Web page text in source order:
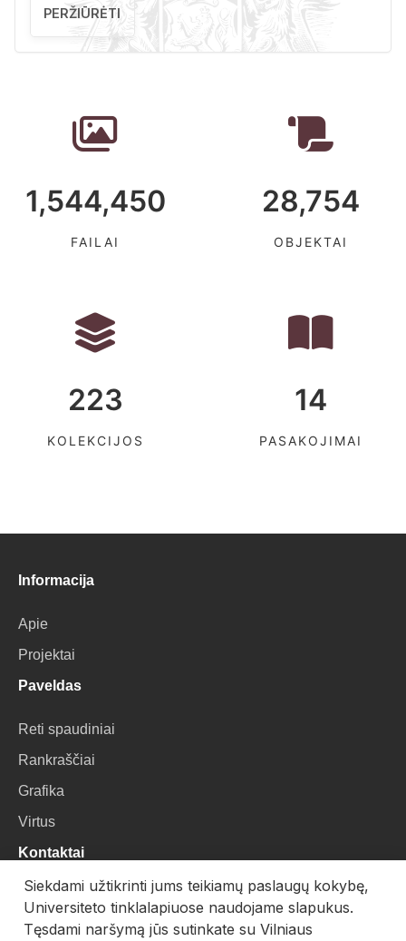
PERŽIŪRĖTI
1,544,450
FAILAI
28,754
OBJEKTAI
223
KOLEKCIJOS
14
PASAKOJIMAI
Informacija
Apie
Projektai
Paveldas
Reti spaudiniai
Rankraščiai
Grafika
Virtus
Kontaktai
VU Biblioteka
Universiteto g. 3, LT-01122, Vilnius
Siekdami užtikrinti jums teikiamų paslaugų kokybę,
Universiteto tinklalapiuose naudojame slapukus.
Tęsdami naršymą jūs sutinkate su Vilniaus